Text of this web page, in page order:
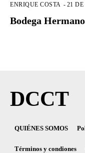
ENRIQUE COSTA - 21
Bodega
DCCT
QUIÉNES SOMOS
Términos y condiones